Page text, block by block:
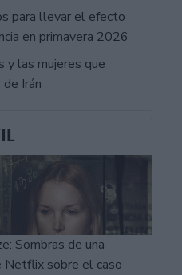
para llevar el efecto
en primavera 2026
y las mujeres que
Irán
Sombras de una
Netflix sobre el caso